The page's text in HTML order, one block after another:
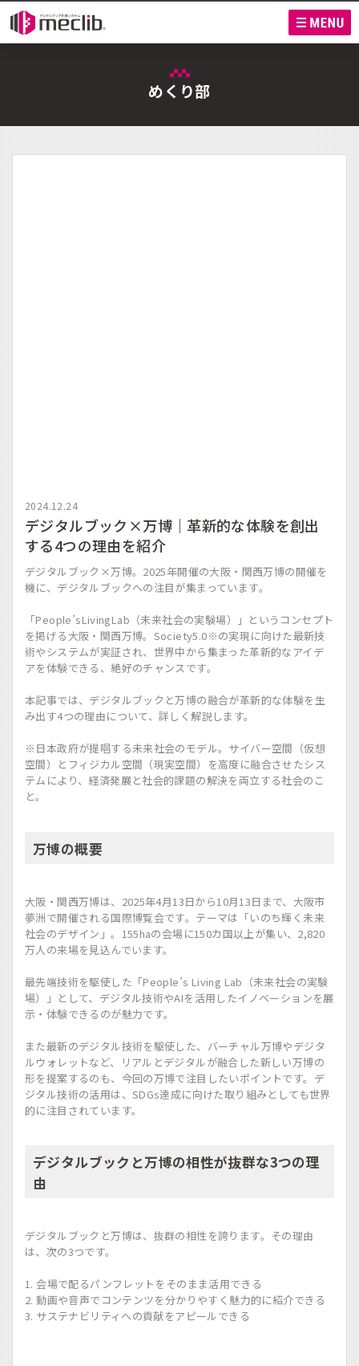
めくり部
2024.12.24
デジタルブック×万博｜革新的な体験を創出
する4つの理由を紹介
デジタルブック×万博。2025年開催の大阪・関西万博の開催を
機に、デジタルブックへの注目が集まっています。
「People’sLivingLab（未来社会の実験場）」というコンセプト
を掲げる大阪・関西万博。Society5.0※の実現に向けた最新技
術やシステムが実証され、世界中から集まった革新的なアイデ
アを体験できる、絶好のチャンスです。
本記事では、デジタルブックと万博の融合が革新的な体験を生
み出す4つの理由について、詳しく解説します。
※日本政府が提唱する未来社会のモデル。サイバー空間（仮想
空間）とフィジカル空間（現実空間）を高度に融合させたシス
テムにより、経済発展と社会的課題の解決を両立する社会のこ
と。
万博の概要
大阪・関西万博は、2025年4月13日から10月13日まで、大阪市
夢洲で開催される国際博覧会です。テーマは「いのち輝く未来
社会のデザイン」。155haの会場に150カ国以上が集い、2,820
万人の来場を見込んでいます。
最先端技術を駆使した「People’s Living Lab（未来社会の実験
場）」として、デジタル技術やAIを活用したイノベーションを展
示・体験できるのが魅力です。
また最新のデジタル技術を駆使した、バーチャル万博やデジタ
ルウォレットなど、リアルとデジタルが融合した新しい万博の
形を提案するのも、今回の万博で注目したいポイントです。デ
ジタル技術の活用は、SDGs達成に向けた取り組みとしても世界
的に注目されています。
デジタルブックと万博の相性が抜群な3つの理
由
デジタルブックと万博は、抜群の相性を誇ります。その理由
は、次の3つです。
会場で配るパンフレットをそのまま活用できる
動画や音声でコンテンツを分かりやすく魅力的に紹介できる
サステナビリティへの貢献をアピールできる